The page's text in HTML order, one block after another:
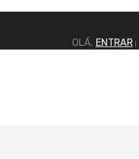
OLÁ. ENTRAR